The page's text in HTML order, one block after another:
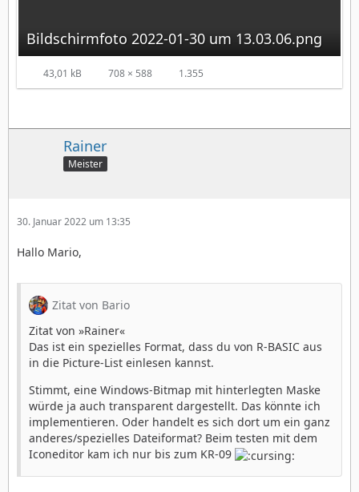
Bildschirmfoto 2022-01-30 um 13.03.06.png
43,01 kB 708 × 588 1.355
Rainer
Meister
30. Januar 2022 um 13:35
Hallo Mario,
Zitat von Bario
Zitat von »Rainer«
Das ist ein spezielles Format, dass du von R-BASIC aus
in die Picture-List einlesen kannst.
Stimmt, eine Windows-Bitmap mit hinterlegten Maske
würde ja auch transparent dargestellt. Das könnte ich
implementieren. Oder handelt es sich dort um ein ganz
anderes/spezielles Dateiformat? Beim testen mit dem
Iconeditor kam ich nur bis zum KR-09